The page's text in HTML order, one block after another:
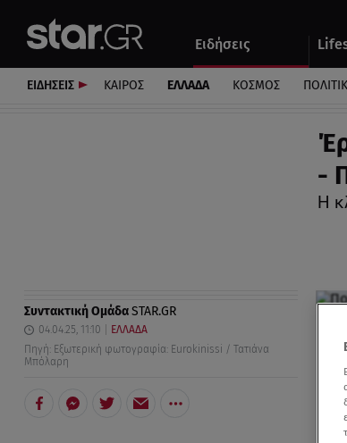
Ειδήσεις
Αυτοκίνητο
ΕΙΔΗΣΕΙΣ ΚΑΙΡΟΣ ΕΛΛΑΔΑ ΚΟΣΜΟΣ
-
Η
Συντακτική ΟμάδαSTAR.GR
04.04.25, 11:10
ΕΛΛΑΔΑ
Πηγή: Εξωτερική φωτογραφία: Eurokinissi / Τατιάνα
Μπόλαρη